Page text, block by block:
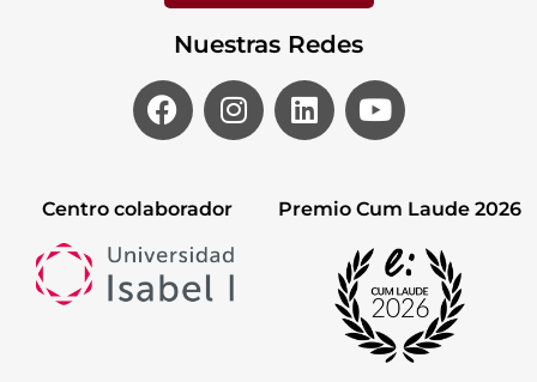
Nuestras Redes
Centro colaborador Premio Cum Laude 2026